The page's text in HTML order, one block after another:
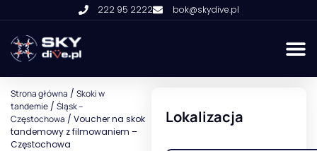
222 95 2222 bok@skydive.pl
Strona główna / Skoki w
tandemie / Śląsk –
Częstochowa / Voucher na skok
tandemowy z filmowaniem –
Częstochowa
Lokalizacja